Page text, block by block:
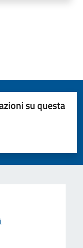
su questa